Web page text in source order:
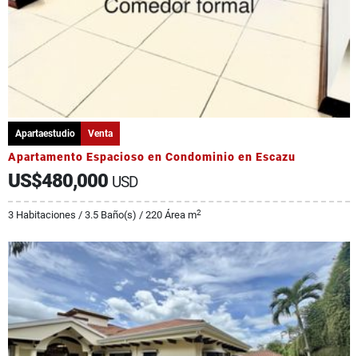
Apartaestudio Venta
Apartamento Espacioso en Condominio en Escazu
US$480,000 USD
3 Habitaciones / 3.5 Baño(s) / 220 Área m2